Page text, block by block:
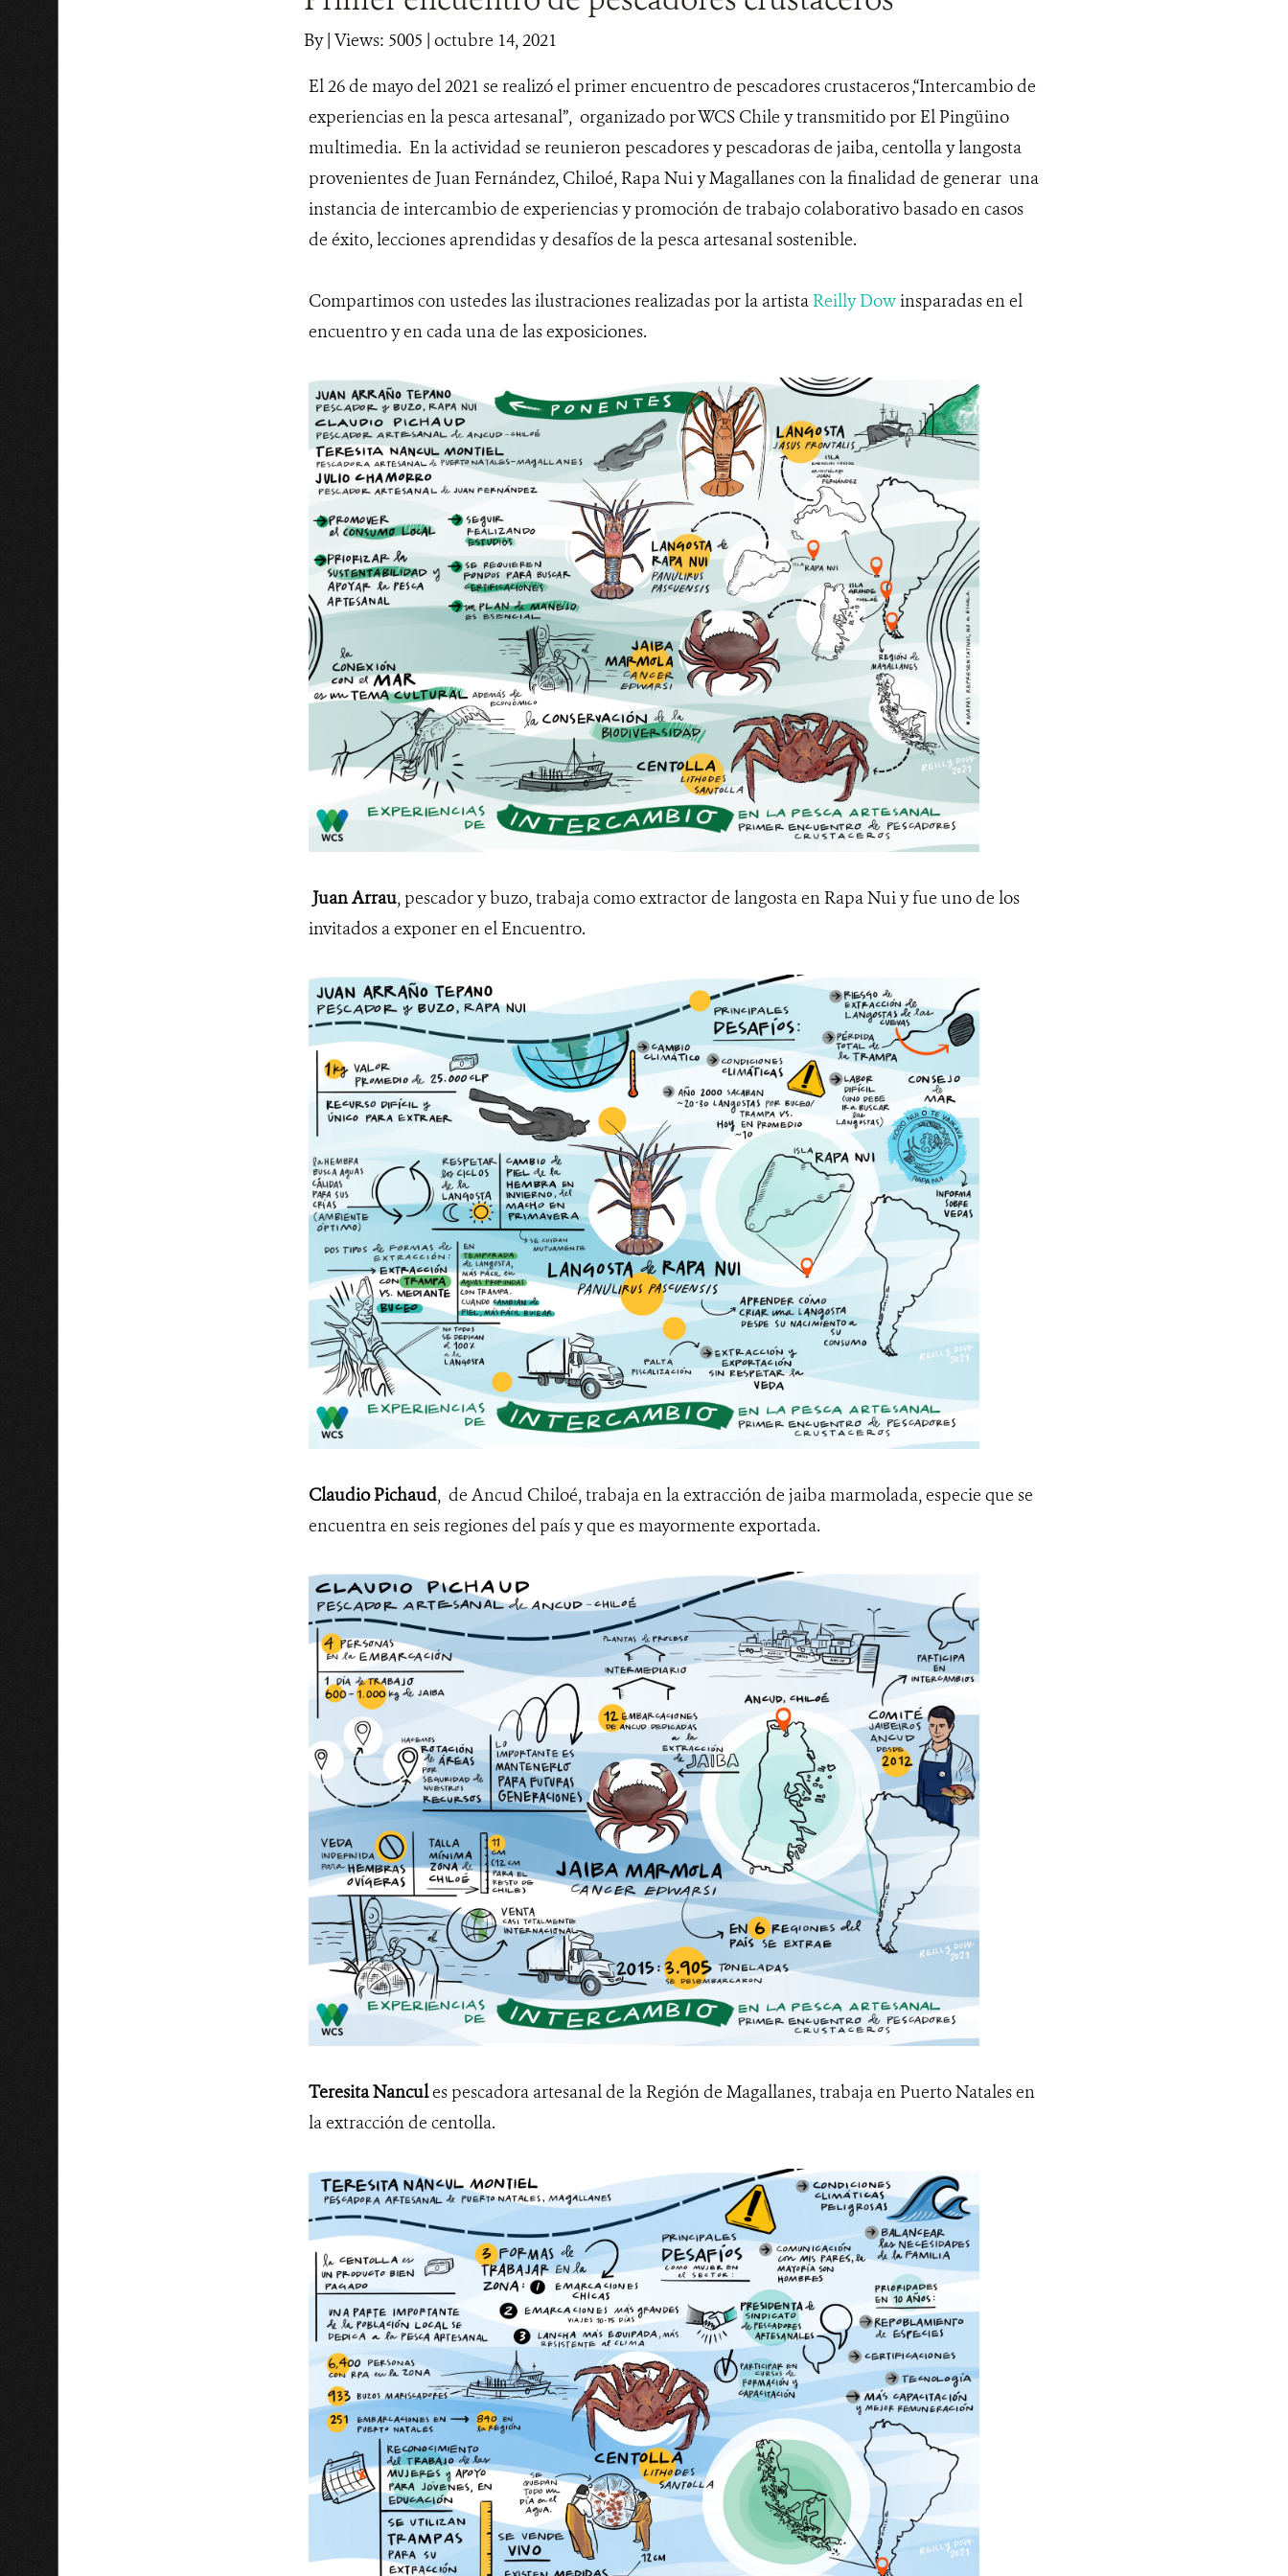
By| Views: 5005 | octubre 14, 2021
El 26 de mayo del 2021 se realizó el primer encuentro de pescadores crustaceros ,“Intercambio de
experiencias en la pesca artesanal”, organizado por WCS Chile y transmitido por El Pingüino
multimedia. En la actividad se reunieron pescadores y pescadoras de jaiba, centolla y langosta
provenientes de Juan Fernández, Chiloé, Rapa Nui y Magallanes con la finalidad de generar una
instancia de intercambio de experiencias y promoción de trabajo colaborativo basado en casos
de éxito, lecciones aprendidas y desafíos de la pesca artesanal sostenible.
Compartimos con ustedes las ilustraciones realizadas por la artista Reilly Dowinsparadas en el
encuentro y en cada una de las exposiciones.
Juan Arrau, pescador y buzo, trabaja como extractor de langosta en Rapa Nui y fue uno de los
invitados a exponer en el Encuentro.
Claudio Pichaud, de Ancud Chiloé, trabaja en la extracción de jaiba marmolada, especie que se
encuentra en seis regiones del país y que es mayormente exportada.
Teresita Nancules pescadora artesanal de la Región de Magallanes, trabaja en Puerto Natales en
la extracción de centolla.